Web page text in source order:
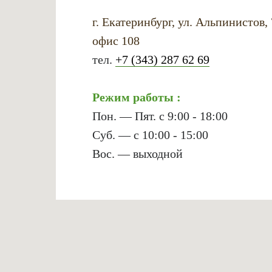
г. Екатеринбург, ул.
офис 108
тел. +7 (343) 287 62 69
Режим работы :
Пон. — Пят. с 9:00 - 18:00
Суб. — с 10:00 - 15:00
Вос. — выходной